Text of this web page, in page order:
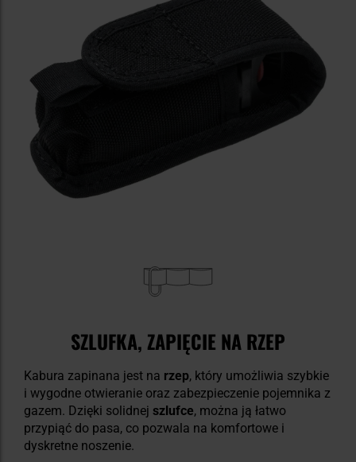
SZLUFKA, ZAPIĘCIE NA RZEP
Kabura zapinana jest na rzep, który umożliwia szybkie
i wygodne otwieranie oraz zabezpieczenie pojemnika z
gazem. Dzięki solidnej szlufce, można ją łatwo
przypiąć do pasa, co pozwala na komfortowe i
dyskretne noszenie.